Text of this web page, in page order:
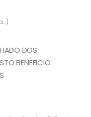
)
DOS
BENEFICIO